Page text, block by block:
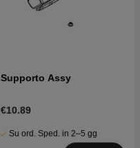
Supporto Assy
€10.89
Su ord. Sped. in 2–5 gg